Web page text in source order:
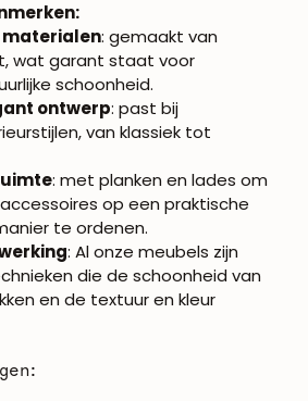
materialen: gemaakt van
wat garant staat voor
schoonheid.
ontwerp: past bij
van klassiek tot
: met planken en lades om
op een praktische
te ordenen.
: Al onze meubels zijn
die de schoonheid van
en de textuur en kleur
ABONNEREN